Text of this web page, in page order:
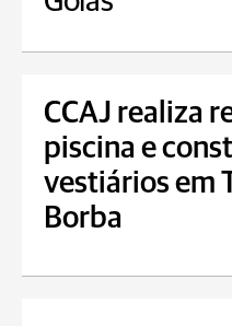
CCAJ realiza
piscina e
vestiários em
Borba